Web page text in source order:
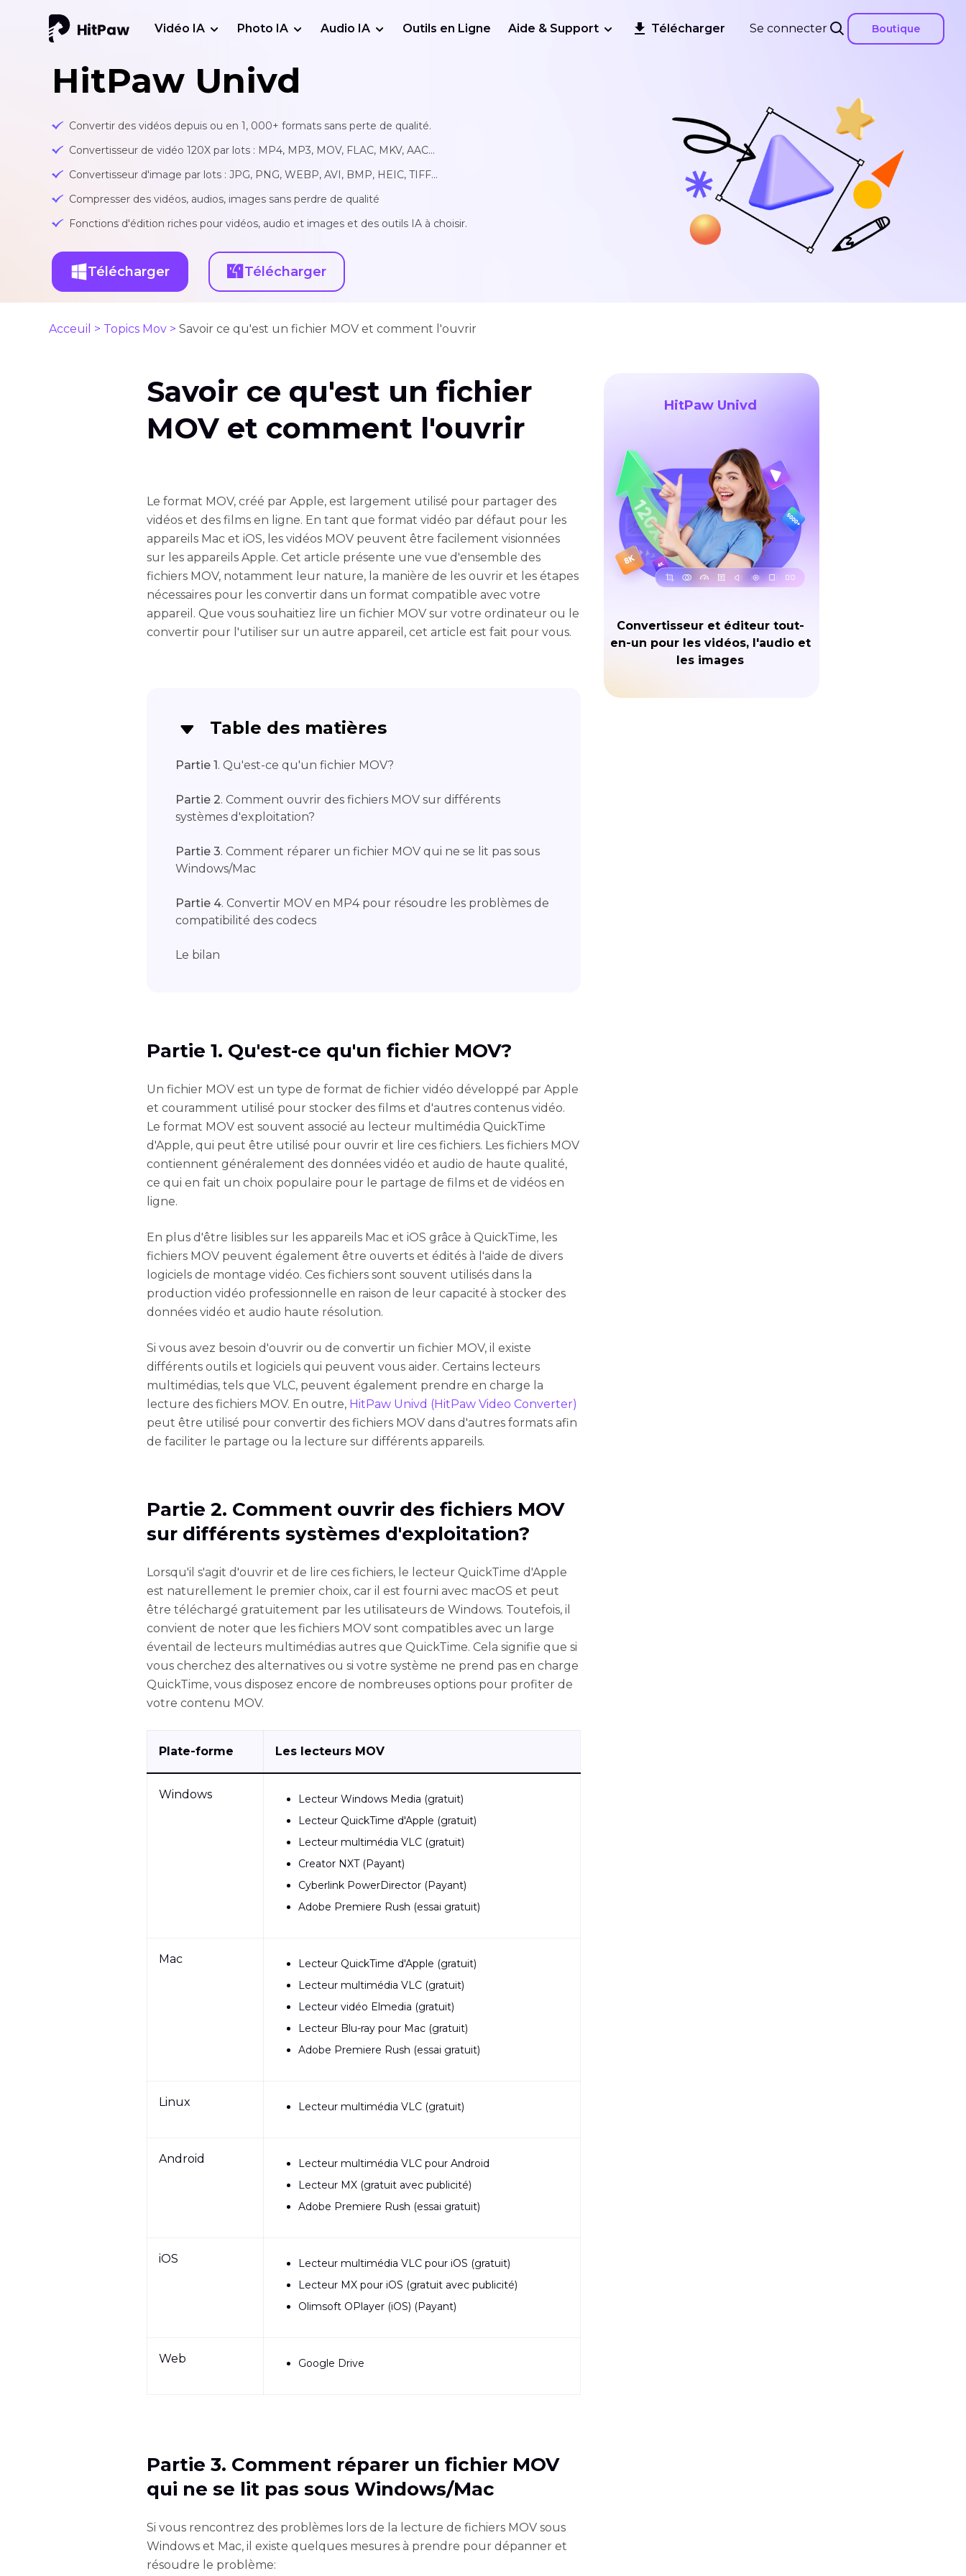
Se connecter Boutique
Vidéo IA Photo IA Audio IA Outils en Ligne Aide & Support Télécharger
HitPaw Univd
Convertir des vidéos depuis ou en 1, 000+ formats sans perte de qualité.
Convertisseur de vidéo 120X par lots : MP4, MP3, MOV, FLAC, MKV, AAC...
Convertisseur d'image par lots : JPG, PNG, WEBP, AVI, BMP, HEIC, TIFF...
Compresser des vidéos, audios, images sans perdre de qualité
Fonctions d'édition riches pour vidéos, audio et images et des outils IA à choisir.
Télécharger Télécharger
Acceuil > Topics Mov > Savoir ce qu'est un fichier MOV et comment l'ouvrir
Savoir ce qu'est un fichier
MOV et comment l'ouvrir
Le format MOV, créé par Apple, est largement utilisé pour partager des
vidéos et des films en ligne. En tant que format vidéo par défaut pour les
appareils Mac et iOS, les vidéos MOV peuvent être facilement visionnées
sur les appareils Apple. Cet article présente une vue d'ensemble des
fichiers MOV, notamment leur nature, la manière de les ouvrir et les étapes
nécessaires pour les convertir dans un format compatible avec votre
appareil. Que vous souhaitiez lire un fichier MOV sur votre ordinateur ou le
convertir pour l'utiliser sur un autre appareil, cet article est fait pour vous.
Table des matières
Partie 1. Qu'est-ce qu'un fichier MOV?
Partie 2. Comment ouvrir des fichiers MOV sur différents
systèmes d'exploitation?
Partie 3. Comment réparer un fichier MOV qui ne se lit pas sous
Windows/Mac
Partie 4. Convertir MOV en MP4 pour résoudre les problèmes de
compatibilité des codecs
Le bilan
Partie 1. Qu'est-ce qu'un fichier MOV?
Un fichier MOV est un type de format de fichier vidéo développé par Apple
et couramment utilisé pour stocker des films et d'autres contenus vidéo.
Le format MOV est souvent associé au lecteur multimédia QuickTime
d'Apple, qui peut être utilisé pour ouvrir et lire ces fichiers. Les fichiers MOV
contiennent généralement des données vidéo et audio de haute qualité,
ce qui en fait un choix populaire pour le partage de films et de vidéos en
ligne.
En plus d'être lisibles sur les appareils Mac et iOS grâce à QuickTime, les
fichiers MOV peuvent également être ouverts et édités à l'aide de divers
logiciels de montage vidéo. Ces fichiers sont souvent utilisés dans la
production vidéo professionnelle en raison de leur capacité à stocker des
données vidéo et audio haute résolution.
Si vous avez besoin d'ouvrir ou de convertir un fichier MOV, il existe
différents outils et logiciels qui peuvent vous aider. Certains lecteurs
multimédias, tels que VLC, peuvent également prendre en charge la
lecture des fichiers MOV. En outre, HitPaw Univd (HitPaw Video Converter)
peut être utilisé pour convertir des fichiers MOV dans d'autres formats afin
de faciliter le partage ou la lecture sur différents appareils.
Partie 2. Comment ouvrir des fichiers MOV
sur différents systèmes d'exploitation?
Lorsqu'il s'agit d'ouvrir et de lire ces fichiers, le lecteur QuickTime d'Apple
est naturellement le premier choix, car il est fourni avec macOS et peut
être téléchargé gratuitement par les utilisateurs de Windows. Toutefois, il
convient de noter que les fichiers MOV sont compatibles avec un large
éventail de lecteurs multimédias autres que QuickTime. Cela signifie que si
vous cherchez des alternatives ou si votre système ne prend pas en charge
QuickTime, vous disposez encore de nombreuses options pour profiter de
votre contenu MOV.
Plate-forme Les lecteurs MOV
Windows
Lecteur Windows Media (gratuit)
Lecteur QuickTime d'Apple (gratuit)
Lecteur multimédia VLC (gratuit)
Creator NXT (Payant)
Cyberlink PowerDirector (Payant)
Adobe Premiere Rush (essai gratuit)
Mac
Lecteur QuickTime d'Apple (gratuit)
Lecteur multimédia VLC (gratuit)
Lecteur vidéo Elmedia (gratuit)
Lecteur Blu-ray pour Mac (gratuit)
Adobe Premiere Rush (essai gratuit)
Linux Lecteur multimédia VLC (gratuit)
Android
Lecteur multimédia VLC pour Android
Lecteur MX (gratuit avec publicité)
Adobe Premiere Rush (essai gratuit)
iOS
Lecteur multimédia VLC pour iOS (gratuit)
Lecteur MX pour iOS (gratuit avec publicité)
Olimsoft OPlayer (iOS) (Payant)
Web Google Drive
Partie 3. Comment réparer un fichier MOV
qui ne se lit pas sous Windows/Mac
Si vous rencontrez des problèmes lors de la lecture de fichiers MOV sous
Windows et Mac, il existe quelques mesures à prendre pour dépanner et
résoudre le problème:
HitPaw Univd
Convertisseur et éditeur tout-
en-un pour les vidéos, l'audio et
les images